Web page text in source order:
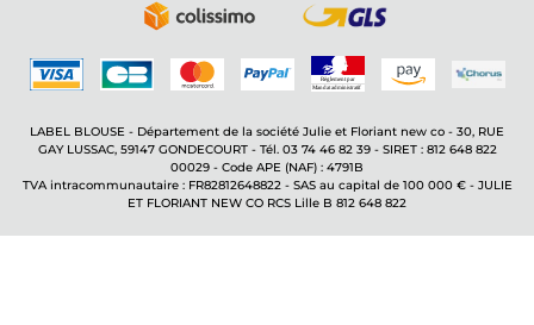
LABEL BLOUSE - Département de la société Julie et Floriant new co - 30, RUE
GAY LUSSAC, 59147 GONDECOURT - Tél. 03 74 46 82 39 - SIRET : 812 648 822
00029 - Code APE (NAF) : 4791B
TVA intracommunautaire : FR82812648822 - SAS au capital de 100 000 € - JULIE
ET FLORIANT NEW CO RCS Lille B 812 648 822